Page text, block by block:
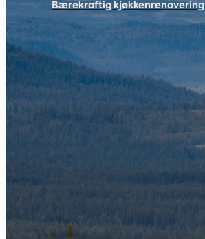
Bærekraftig kjøkkenrenovering